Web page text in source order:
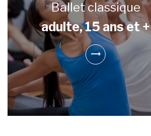
Ballet classique
adulte, 15 ans et +